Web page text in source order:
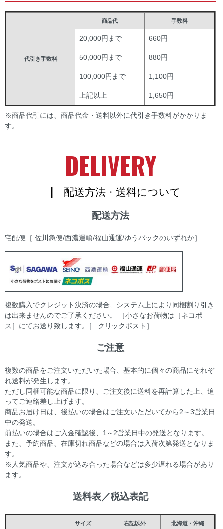
代引き手数料
商品代 手数料
20,000円まで 660円
50,000円まで 880円
100,000円まで 1,100円
上記以上 1,650円
※商品代引には、商品代金・送料以外に代引き手数料がかかりま
す。
DELIVERY
| 配送方法・送料について
配送方法
宅配便［ 佐川急便/西濃運輸/福山通運/ゆうパックのいずれか］
複数購入でクレジット決済の場合、システム上により同梱割り引き
は出来ませんのでご了承ください。 ［小さなお荷物は［ネコポ
ス］にてお送り致します。］ クリックポスト］
ご注意
複数の商品をご注文いただいた場合、基本的に個々の商品にそれぞ
れ送料が発生します。
ただし同梱可能な商品に限り、ご注文後に送料を再計算した上、追
ってご連絡差し上げます。
商品お届け日は、後払いの場合はご注文いただいてから2～3営業日
中の発送。
前払いの場合はご入金確認後、1～2営業日中の発送となります。
また、予約商品、在庫切れ商品などの場合は入荷次第発送となりま
す。
※人気商品や、注文が込み合った場合などは多少遅れる場合があり
ます。
送料表／税込表記
サイズ 右記以外 北海道・沖縄